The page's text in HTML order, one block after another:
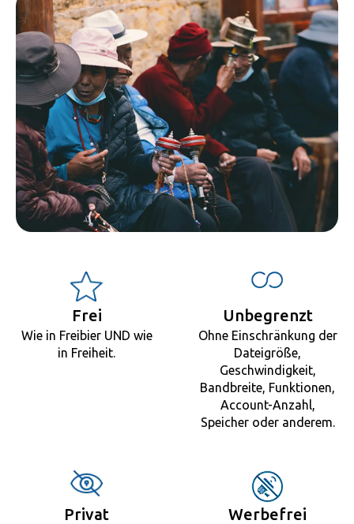
Frei
Wie in Freibier UND wie
in Freiheit.
Unbegrenzt
Ohne Einschränkung der
Dateigröße,
Geschwindigkeit,
Bandbreite, Funktionen,
Account-Anzahl,
Speicher oder anderem.
Privat Werbefrei